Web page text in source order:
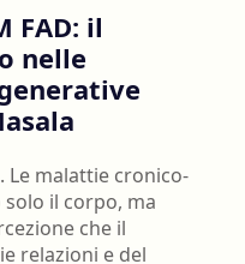
FAD: il
nelle
Le malattie cronico-
il corpo, ma
che il
relazioni e del